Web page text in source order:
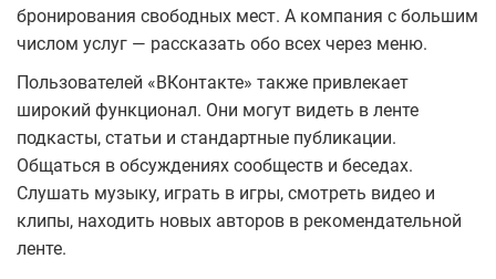
бронирования свободных мест. А компания с большим
числом услуг — рассказать обо всех через меню.
Пользователей «ВКонтакте» также привлекает
широкий функционал. Они могут видеть в ленте
подкасты, статьи и стандартные публикации.
Общаться в обсуждениях сообществ и беседах.
Слушать музыку, играть в игры, смотреть видео и
клипы, находить новых авторов в рекомендательной
ленте.